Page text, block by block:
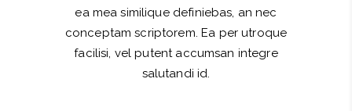
ea mea similique definiebas, an nec
conceptam scriptorem. Ea per utroque
facilisi, vel putent accumsan integre
salutandi id.